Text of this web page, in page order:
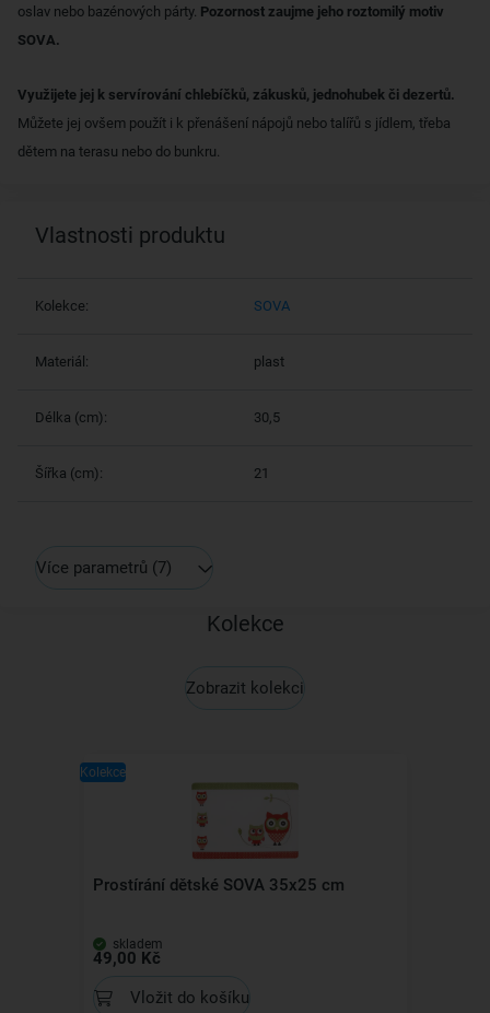
oslav nebo bazénových párty. Pozornost zaujme jeho roztomilý motiv
SOVA.
Využijete jej k servírování chlebíčků, zákusků, jednohubek či dezertů.
Můžete jej ovšem použít i k přenášení nápojů nebo talířů s jídlem, třeba
dětem na terasu nebo do bunkru.
Vlastnosti produktu
Kolekce: SOVA
Materiál: plast
Délka (cm): 30,5
Šířka (cm): 21
Více parametrů (7)
Kolekce
Zobrazit kolekci
Kolekce
Prostírání dětské SOVA 35x25 cm
skladem
49,00 Kč
Vložit do košíku